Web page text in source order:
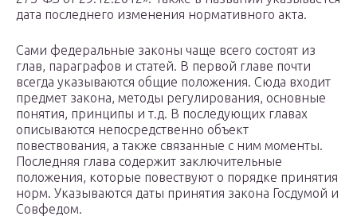
дата последнего изменения нормативного акта.
Сами федеральные законы чаще всего состоят из
глав, параграфов и статей. В первой главе почти
всегда указываются общие положения. Сюда входит
предмет закона, методы регулирования, основные
понятия, принципы и т.д. В последующих главах
описываются непосредственно объект
повествования, а также связанные с ним моменты.
Последняя глава содержит заключительные
положения, которые повествуют о порядке принятия
норм. Указываются даты принятия закона Госдумой и
Совфедом.